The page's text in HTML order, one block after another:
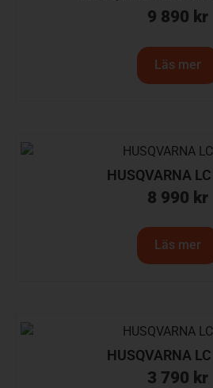
9 890 kr
Läs mer
HUSQVARNA
8 990 kr
Läs mer
HUSQVARNA
3 790 kr